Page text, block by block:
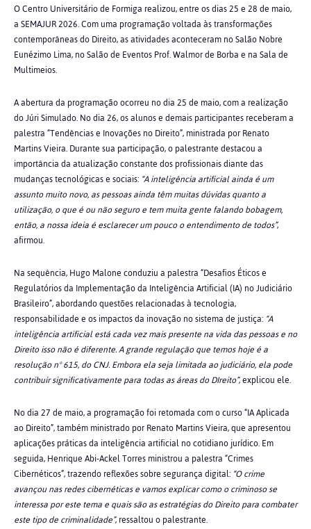
O Centro Universitário de Formiga realizou, entre os dias 25 e 28 de maio,
a SEMAJUR 2026. Com uma programação voltada às transformações
contemporâneas do Direito, as atividades aconteceram no Salão Nobre
Eunézimo Lima, no Salão de Eventos Prof. Walmor de Borba e na Sala de
Multimeios.
A abertura da programação ocorreu no dia 25 de maio, com a realização
do Júri Simulado. No dia 26, os alunos e demais participantes receberam a
palestra “Tendências e Inovações no Direito”, ministrada por Renato
Martins Vieira. Durante sua participação, o palestrante destacou a
importância da atualização constante dos profissionais diante das
mudanças tecnológicas e sociais: “A inteligência artificial ainda é um
assunto muito novo, as pessoas ainda têm muitas dúvidas quanto a
utilização, o que é ou não seguro e tem muita gente falando bobagem,
então, a nossa ideia é esclarecer um pouco o entendimento de todos”,
afirmou.
Na sequência, Hugo Malone conduziu a palestra “Desafios Éticos e
Regulatórios da Implementação da Inteligência Artificial (IA) no Judiciário
Brasileiro”, abordando questões relacionadas à tecnologia,
responsabilidade e os impactos da inovação no sistema de justiça: “A
inteligência artificial está cada vez mais presente na vida das pessoas e no
Direito isso não é diferente. A grande regulação que temos hoje é a
resolução n° 615, do CNJ. Embora ela seja limitada ao judiciário, ela pode
contribuir significativamente para todas as áreas do DIreito”, explicou ele.
No dia 27 de maio, a programação foi retomada com o curso “IA Aplicada
ao Direito”, também ministrado por Renato Martins Vieira, que apresentou
aplicações práticas da inteligência artificial no cotidiano jurídico. Em
seguida, Henrique Abi-Ackel Torres ministrou a palestra “Crimes
Cibernéticos”, trazendo reflexões sobre segurança digital: “O crime
avançou nas redes cibernéticas e vamos explicar como o criminoso se
interessa por este tema e quais são as estratégias do Direito para combater
este tipo de criminalidade”, ressaltou o palestrante.